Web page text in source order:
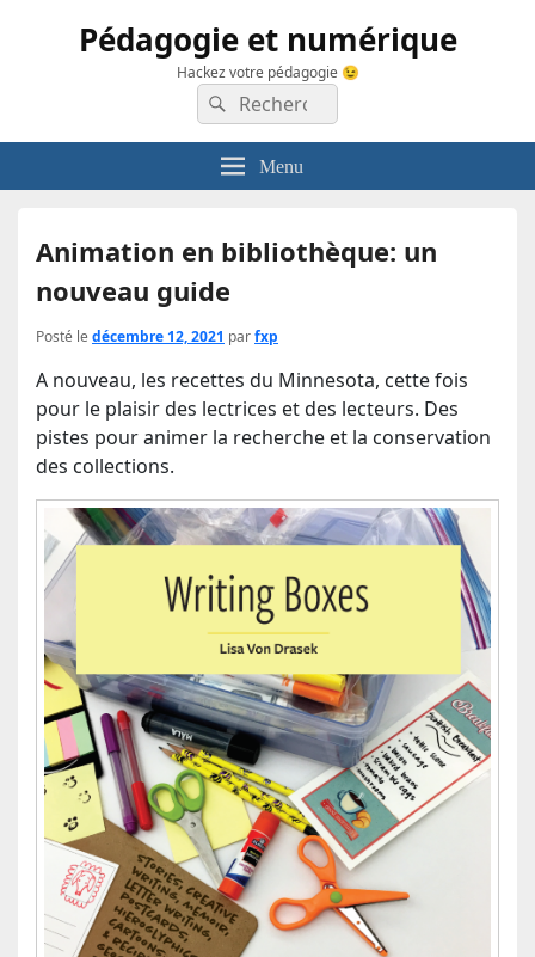
Pédagogie et numérique
Hackez votre pédagogie 😉
Recherche :
Rechercher
Menu
Animation en bibliothèque: un
nouveau guide
Posté le décembre 12, 2021 parfxp
A nouveau, les recettes du Minnesota, cette fois
pour le plaisir des lectrices et des lecteurs. Des
pistes pour animer la recherche et la conservation
des collections.